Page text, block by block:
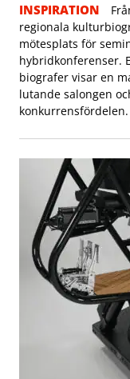
INSPIRATION
regionala
mötesplats för
hybridkonferenser.
biografer visar en
lutande salongen
konkurrensfördelen.